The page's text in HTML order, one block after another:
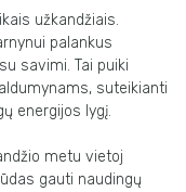
užkandžiais.
palankus
savimi. Tai puiki
suteikianti
energijos lygį.
metu vietoj
gauti naudingų